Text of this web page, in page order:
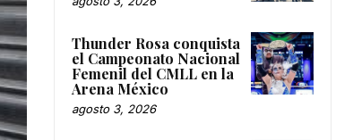
Thunder Rosa conquista
el Campeonato Nacional
Femenil del CMLL en la
Arena México
agosto 3, 2026